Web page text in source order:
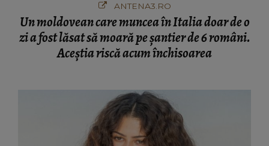
ANTENA3.RO
Un moldovean care muncea în Italia doar de o
zi a fost lăsat să moară pe şantier de 6 români.
Aceștia riscă acum închisoarea